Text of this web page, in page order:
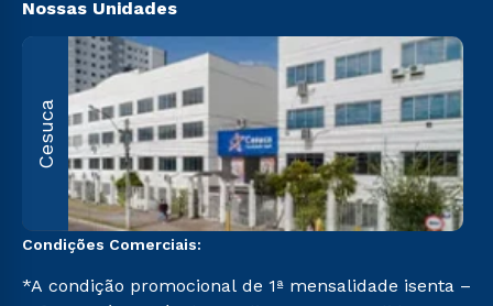
Nossas Unidades
Cesuca
Condições Comerciais:
*A condição promocional de 1ª mensalidade isenta –